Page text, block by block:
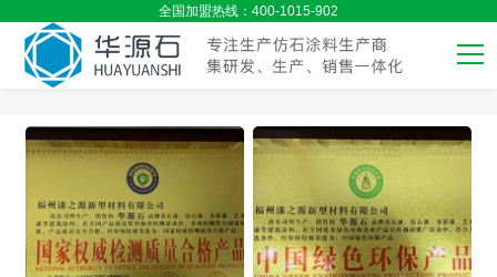
全国加盟热线：400-1015-902